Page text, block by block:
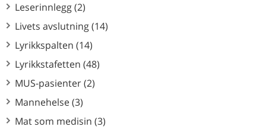
Leserinnlegg (2)
Livets avslutning (14)
Lyrikkspalten (14)
Lyrikkstafetten (48)
MUS-pasienter (2)
Mannehelse (3)
Mat som medisin (3)